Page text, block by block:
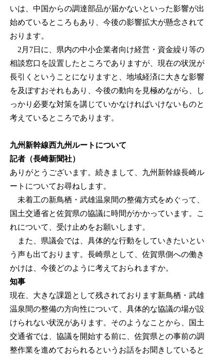
いは、中国からの調達部品が届かないといった影響が出
始めているところもあり、今後の影響拡大が懸念されて
おります。
2月7日に、県内の中小企業者向け経営・資金繰り等の
相談窓口を設置したところでありますが、現在の状況が
長引くということになりますと、地域経済に大きな影響
を及ぼすおそれもあり、今後の動向を見極めながら、し
っかり必要な対策を講じていかなければいけないものと
考えているところであります。
九州新幹線西九州ルートについて
記者（長崎新聞社）
ありがとうございます。続きまして、九州新幹線長崎ル
ートについてお尋ねします。
未着工の新鳥栖・武雄温泉間の整備方式をめぐって、
国土交通省と佐賀県の協議に時間がかかっています。こ
れについて、受け止めをお願いします。
また、県議会では、具体的な行動をしていきたいとい
う声も出ております。長崎県として、佐賀県側への働き
かけは、今後どのように考えておられますか。
知事
現在、大きな課題として残されております新鳥栖・武雄
温泉間の整備の方向性について、具体的な協議の場が設
けられない状況があります。そのようなことから、国土
交通省では、協議を開始する前に、佐賀県との事前の調
整作業を進めておられるというお話をお聞きしていると